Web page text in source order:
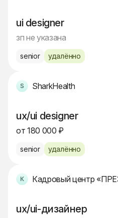
ui designer
зп не указана
senior удалённо
SharkHealth
ux/ui designer
от 180 000 ₽
senior удалённо
ux/ui-дизайнер